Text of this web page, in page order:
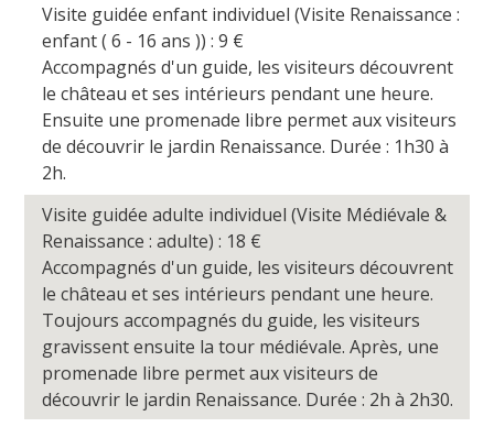
Visite guidée enfant individuel (Visite Renaissance :
enfant ( 6 - 16 ans )) : 9 €
Accompagnés d'un guide, les visiteurs découvrent
le château et ses intérieurs pendant une heure.
Ensuite une promenade libre permet aux visiteurs
de découvrir le jardin Renaissance. Durée : 1h30 à
2h.
Visite guidée adulte individuel (Visite Médiévale &
Renaissance : adulte) : 18 €
Accompagnés d'un guide, les visiteurs découvrent
le château et ses intérieurs pendant une heure.
Toujours accompagnés du guide, les visiteurs
gravissent ensuite la tour médiévale. Après, une
promenade libre permet aux visiteurs de
découvrir le jardin Renaissance. Durée : 2h à 2h30.